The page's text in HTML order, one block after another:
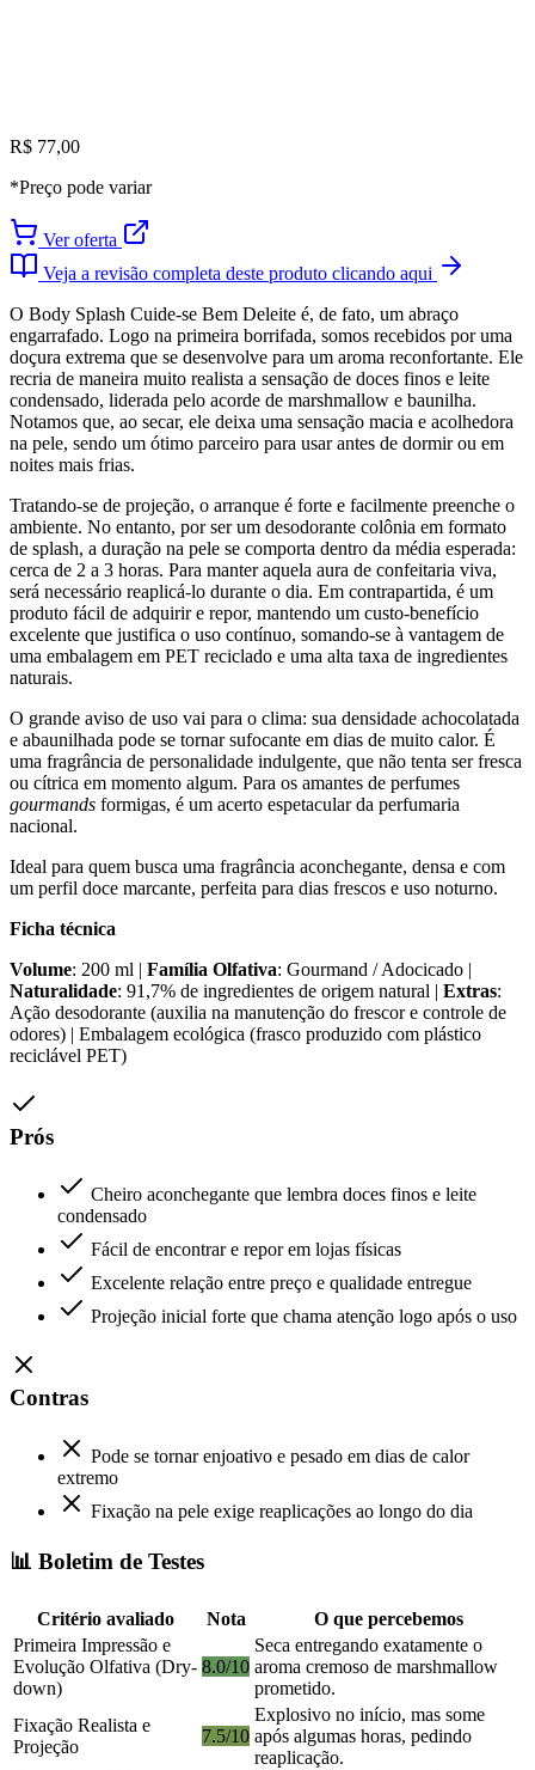
R$ 77,00
*Preço pode variar
Ver oferta
Veja a revisão completa deste produto clicando aqui
O Body Splash Cuide-se Bem Deleite é, de fato, um abraço
engarrafado. Logo na primeira borrifada, somos recebidos por uma
doçura extrema que se desenvolve para um aroma reconfortante. Ele
recria de maneira muito realista a sensação de doces finos e leite
condensado, liderada pelo acorde de marshmallow e baunilha.
Notamos que, ao secar, ele deixa uma sensação macia e acolhedora
na pele, sendo um ótimo parceiro para usar antes de dormir ou em
noites mais frias.
Tratando-se de projeção, o arranque é forte e facilmente preenche o
ambiente. No entanto, por ser um desodorante colônia em formato
de splash, a duração na pele se comporta dentro da média esperada:
cerca de 2 a 3 horas. Para manter aquela aura de confeitaria viva,
será necessário reaplicá-lo durante o dia. Em contrapartida, é um
produto fácil de adquirir e repor, mantendo um custo-benefício
excelente que justifica o uso contínuo, somando-se à vantagem de
uma embalagem em PET reciclado e uma alta taxa de ingredientes
naturais.
O grande aviso de uso vai para o clima: sua densidade achocolatada
e abaunilhada pode se tornar sufocante em dias de muito calor. É
uma fragrância de personalidade indulgente, que não tenta ser fresca
ou cítrica em momento algum. Para os amantes de perfumes
gourmands formigas, é um acerto espetacular da perfumaria
nacional.
Ideal para quem busca uma fragrância aconchegante, densa e com
um perfil doce marcante, perfeita para dias frescos e uso noturno.
Ficha técnica
Volume: 200 ml | Família Olfativa: Gourmand / Adocicado |
Naturalidade: 91,7% de ingredientes de origem natural | Extras:
Ação desodorante (auxilia na manutenção do frescor e controle de
odores) | Embalagem ecológica (frasco produzido com plástico
reciclável PET)
Prós
Cheiro aconchegante que lembra doces finos e leite
condensado
Fácil de encontrar e repor em lojas físicas
Excelente relação entre preço e qualidade entregue
Projeção inicial forte que chama atenção logo após o uso
Contras
Pode se tornar enjoativo e pesado em dias de calor
extremo
Fixação na pele exige reaplicações ao longo do dia
📊 Boletim de Testes
Critério avaliado Nota
O que percebemos
Primeira Impressão e
Evolução Olfativa (Dry-
down)
8.0/10
Seca entregando exatamente o
aroma cremoso de marshmallow
prometido.
Fixação Realista e
Projeção
7.5/10
Explosivo no início, mas some
após algumas horas, pedindo
reaplicação.